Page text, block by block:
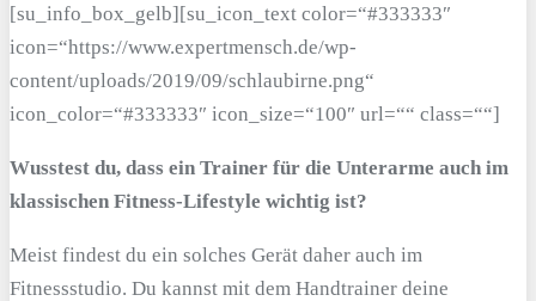
[su_info_box_gelb][su_icon_text color=“#333333″
icon=“https://www.expertmensch.de/wp-
content/uploads/2019/09/schlaubirne.png“
icon_color=“#333333″ icon_size=“100″ url=““ class=““]
Wusstest du, dass ein Trainer für die Unterarme auch im
klassischen Fitness-Lifestyle wichtig ist?
Meist findest du ein solches Gerät daher auch im
Fitnessstudio. Du kannst mit dem Handtrainer deine